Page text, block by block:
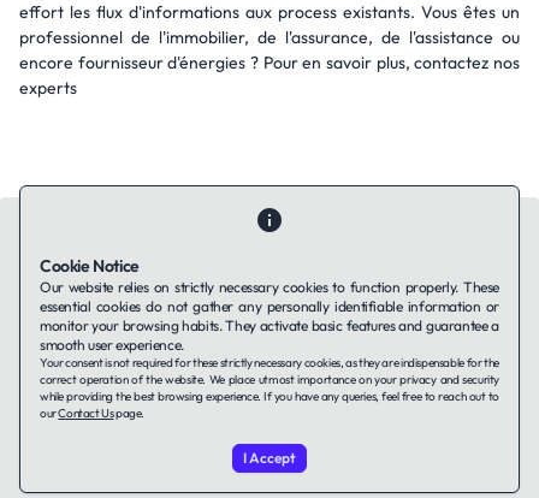
effort les flux d'informations aux process existants. Vous êtes un
professionnel de l'immobilier, de l'assurance, de l'assistance ou
encore fournisseur d'énergies ? Pour en savoir plus, contactez nos
experts
Contact UsAbout UsCompanies using TAFFinPrivacy Policy
Terms of Service
LinkedIn
© 2026 TAFFin.Tech. All rights reserved.
Cookie Notice
Our website relies on strictly necessary cookies to function properly. These
essential cookies do not gather any personally identifiable information or
monitor your browsing habits. They activate basic features and guarantee a
smooth user experience.
Your consent is not required for these strictly necessary cookies, as they are indispensable for the
correct operation of the website. We place utmost importance on your privacy and security
while providing the best browsing experience. If you have any queries, feel free to reach out to
ourContact Uspage.
I Accept